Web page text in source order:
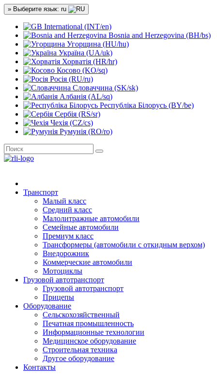
» Выберите язык: ru
International (INT/en)
Bosnia and Herzegovina (BH/bs)
Угорщина (HU/hu)
Україна (UA/uk)
Хорватія (HR/hr)
Косово (KO/sq)
Росія (RU/ru)
Словаччина (SK/sk)
Албанія (AL/sq)
Республіка Білорусь (BY/be)
Сербія (RS/sr)
Чехія (CZ/cs)
Румунія (RO/ro)
Транспорт
Малый класс
Средний класс
Малолитражные автомобили
Семейные автомобили
Премиум класс
Трансформеры (автомобили с откидным верхом)
Внедорожник
Коммерческие автомобили
Мотоциклы
Грузовой автотранспорт
Грузовой автотранспорт
Прицепы
Оборудование
Сельскохозяйственный
Печатная промышленность
Информационные технологии
Медицинское оборудование
Строительная техника
Другое оборудование
Контакты